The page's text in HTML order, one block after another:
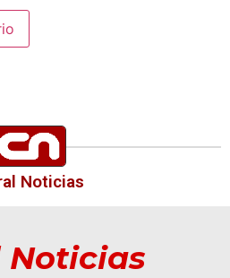
Noticias
Noticias